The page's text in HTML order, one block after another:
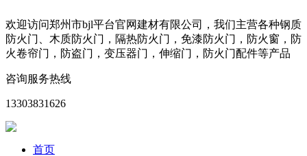
欢迎访问郑州市bjl平台官网建材有限公司，我们主营各种钢质
防火门、木质防火门，隔热防火门，免漆防火门，防火窗，防
火卷帘门，防盗门，变压器门，伸缩门，防火门配件等产品
咨询服务热线
13303831626
首页